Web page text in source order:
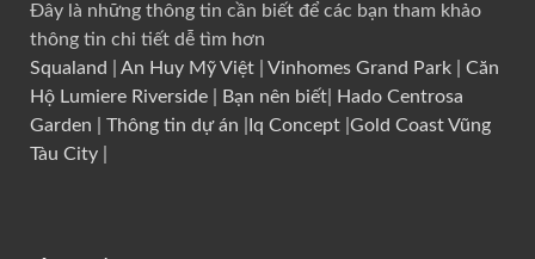
Đây là những thông tin cần biết để các bạn tham khảo
thông tin chi tiết dễ tìm hơn
Squaland
An Huy Mỹ Việt Vinhomes Grand Park
Căn
Hộ Lumiere Riverside
Bạn nên biết
Hado Centrosa
Garden
Thông tin dự án Iq Concept Gold Coast Vũng
Tàu City